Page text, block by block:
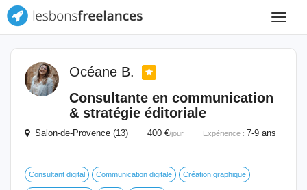
Toggle
Océane B.
Consultante en communication
& stratégie éditoriale
Salon-de-Provence (13) 400 €/jour Expérience : 7-9 ans
Consultant digital Communication digitale Création graphique